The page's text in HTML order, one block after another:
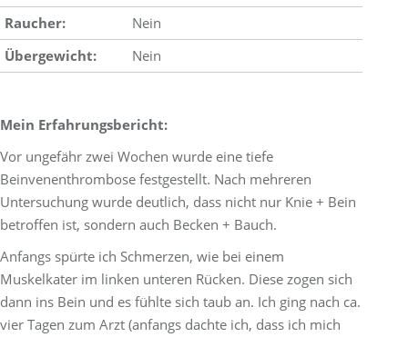
Raucher:
Nein
Übergewicht:
Nein
Mein Erfahrungsbericht:
Vor ungefähr zwei Wochen wurde eine tiefe
Beinvenenthrombose festgestellt. Nach mehreren
Untersuchung wurde deutlich, dass nicht nur Knie + Bein
betroffen ist, sondern auch Becken + Bauch.
Anfangs spürte ich Schmerzen, wie bei einem
Muskelkater im linken unteren Rücken. Diese zogen sich
dann ins Bein und es fühlte sich taub an. Ich ging nach ca.
vier Tagen zum Arzt (anfangs dachte ich, dass ich mich